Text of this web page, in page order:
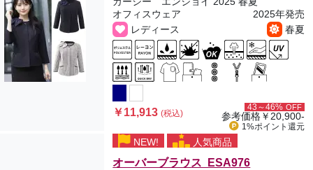
オフィスウェア
2025年発売
レディース
春夏
￥11,913(税込)
43～46% OFF
参考価格￥20,900-
1%ポイント 還元
NEW! 人気商品
オーバーブラウス ESA976